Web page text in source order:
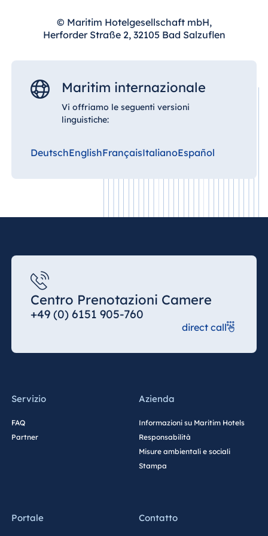
Cina
Hotel Taicang
Hotel &
Conference
Center Taicang
Spa Malta
© Maritim Hotelgesellschaft mbH,
Herforder Straße 2, 32105 Bad Salzuflen
Maritim internazionale
Vi offriamo le seguenti versioni
linguistiche:
DeutschEnglishFrançaisItalianoEspañol
Centro Prenotazioni Camere
+49 (0) 6151 905-760
direct call
Servizio
FAQ
Partner
Azienda
Informazioni su Maritim Hotels
Responsabilità
Misure ambientali e sociali
Stampa
Portale Contatto